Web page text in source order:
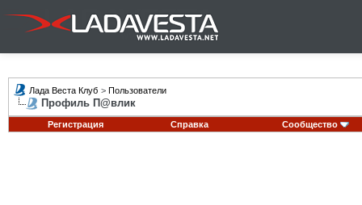
Лада Веста Клуб > Пользователи
Профиль П@влик
Регистрация Справка Сообщество